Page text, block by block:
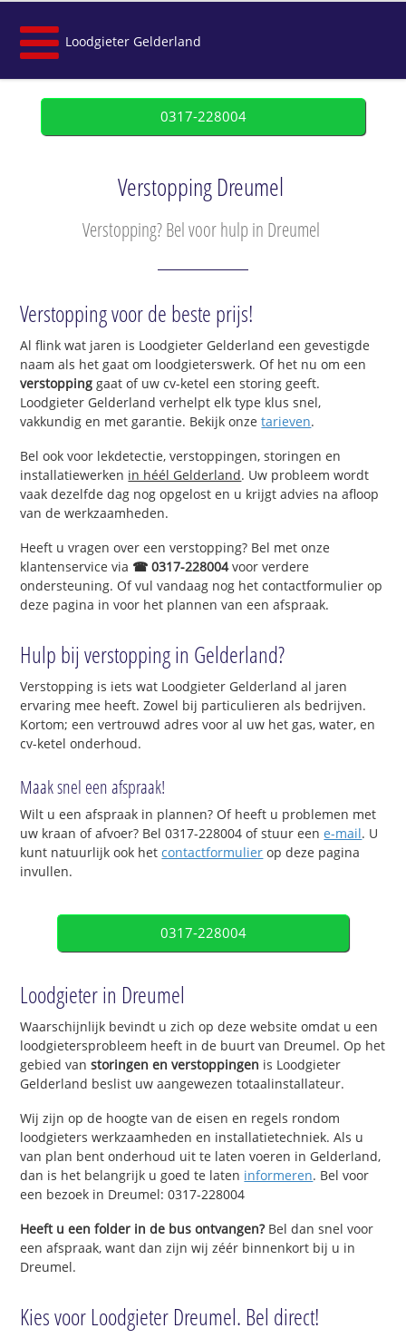
Loodgieter Gelderland
0317-228004
Verstopping Dreumel
Verstopping? Bel voor hulp in Dreumel
Verstopping voor de beste prijs!
Al flink wat jaren is Loodgieter Gelderland een gevestigde
naam als het gaat om loodgieterswerk. Of het nu om een
verstopping gaat of uw cv-ketel een storing geeft.
Loodgieter Gelderland verhelpt elk type klus snel,
vakkundig en met garantie. Bekijk onzetarieven.
Bel ook voor lekdetectie, verstoppingen, storingen en
installatiewerken in héél Gelderland. Uw probleem wordt
vaak dezelfde dag nog opgelost en u krijgt advies na afloop
van de werkzaamheden.
Heeft u vragen over een verstopping? Bel met onze
klantenservice via ☎ 0317-228004voor verdere
ondersteuning. Of vul vandaag nog het contactformulier op
deze pagina in voor het plannen van een afspraak.
Hulp bij verstopping in Gelderland?
Verstopping is iets wat Loodgieter Gelderland al jaren
ervaring mee heeft. Zowel bij particulieren als bedrijven.
Kortom; een vertrouwd adres voor al uw het gas, water, en
cv-ketel onderhoud.
Maak snel een afspraak!
Wilt u een afspraak in plannen? Of heeft u problemen met
uw kraan of afvoer? Bel 0317-228004 of stuur eene-mail. U
kunt natuurlijk ook hetcontactformulier op deze pagina
invullen.
0317-228004
Loodgieter in Dreumel
Waarschijnlijk bevindt u zich op deze website omdat u een
loodgietersprobleem heeft in de buurt van Dreumel. Op het
gebied vanstoringen en verstoppingen is Loodgieter
Gelderland beslist uw aangewezen totaalinstallateur.
Wij zijn op de hoogte van de eisen en regels rondom
loodgieters werkzaamheden en installatietechniek. Als u
van plan bent onderhoud uit te laten voeren in Gelderland,
dan is het belangrijk u goed te laten informeren. Bel voor
een bezoek in Dreumel: 0317-228004
Heeft u een folder in de bus ontvangen?Bel dan snel voor
een afspraak, want dan zijn wij zéér binnenkort bij u in
Dreumel.
Kies voor Loodgieter Dreumel. Bel direct!